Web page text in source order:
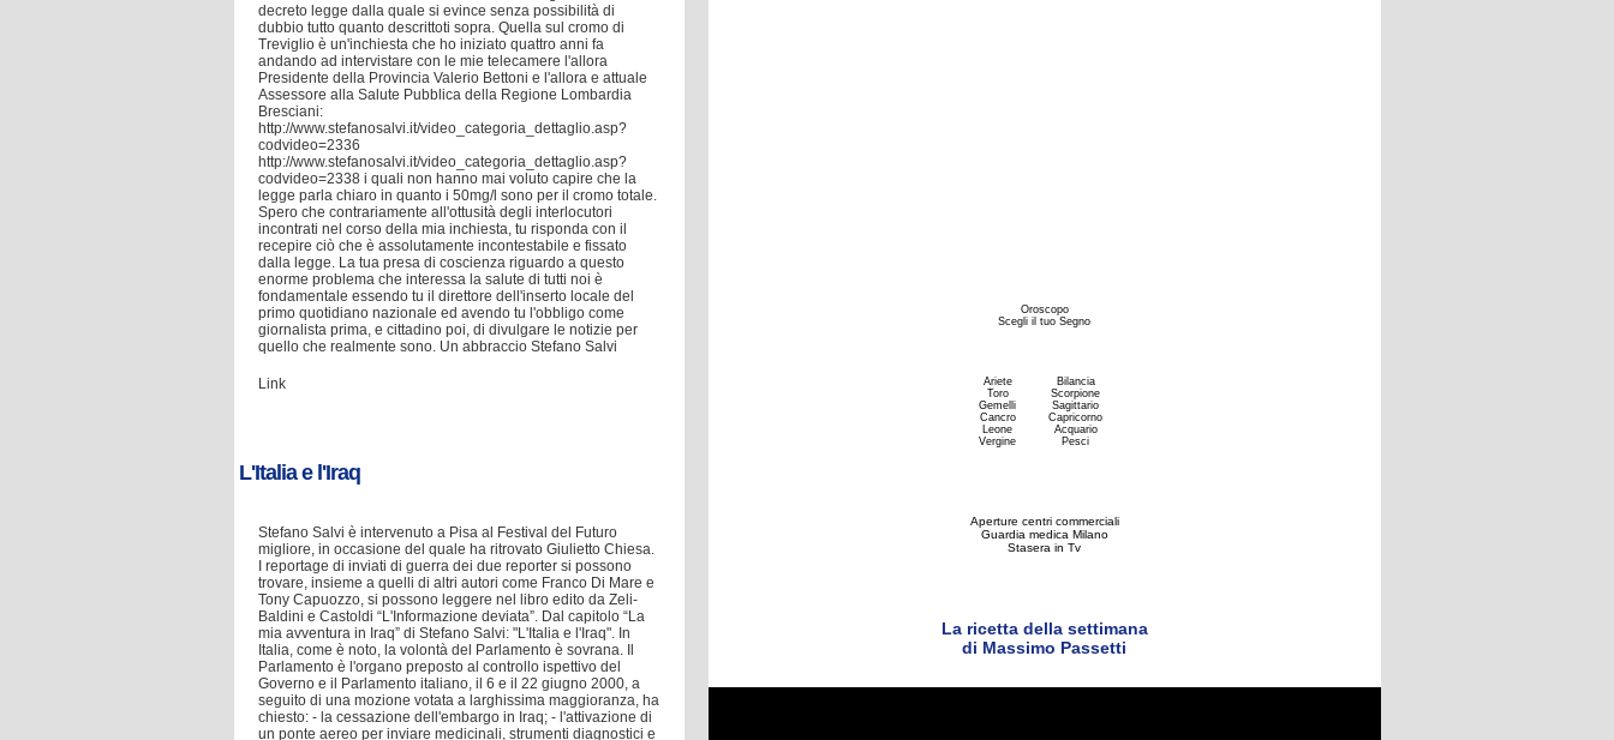
decreto legge dalla quale si evince senza possibilità di
dubbio tutto quanto descrittoti sopra. Quella sul cromo di
Treviglio è un'inchiesta che ho iniziato quattro anni fa
andando ad intervistare con le mie telecamere l'allora
Presidente della Provincia Valerio Bettoni e l'allora e attuale
Assessore alla Salute Pubblica della Regione Lombardia
Bresciani:
http://www.stefanosalvi.it/video_categoria_dettaglio.asp?
codvideo=2336
http://www.stefanosalvi.it/video_categoria_dettaglio.asp?
codvideo=2338 i quali non hanno mai voluto capire che la
legge parla chiaro in quanto i 50mg/l sono per il cromo totale.
Spero che contrariamente all'ottusità degli interlocutori
incontrati nel corso della mia inchiesta, tu risponda con il
recepire ciò che è assolutamente incontestabile e fissato
dalla legge. La tua presa di coscienza riguardo a questo
enorme problema che interessa la salute di tutti noi è
fondamentale essendo tu il direttore dell'inserto locale del
primo quotidiano nazionale ed avendo tu l'obbligo come
giornalista prima, e cittadino poi, di divulgare le notizie per
quello che realmente sono. Un abbraccio Stefano Salvi
Link
L'Italia e l'Iraq
Stefano Salvi è intervenuto a Pisa al Festival del Futuro
migliore, in occasione del quale ha ritrovato Giulietto Chiesa.
I reportage di inviati di guerra dei due reporter si possono
trovare, insieme a quelli di altri autori come Franco Di Mare e
Tony Capuozzo, si possono leggere nel libro edito da Zeli-
Baldini e Castoldi “L'Informazione deviata”. Dal capitolo “La
mia avventura in Iraq” di Stefano Salvi: "L'Italia e l'Iraq". In
Italia, come è noto, la volontà del Parlamento è sovrana. Il
Parlamento è l'organo preposto al controllo ispettivo del
Governo e il Parlamento italiano, il 6 e il 22 giugno 2000, a
seguito di una mozione votata a larghissima maggioranza, ha
chiesto: - la cessazione dell'embargo in Iraq; - l'attivazione di
un ponte aereo per inviare medicinali, strumenti diagnostici e
La ricetta della settimana
di Massimo Passetti